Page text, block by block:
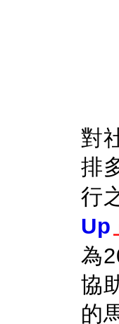
對
排
行
Up
為
協
的